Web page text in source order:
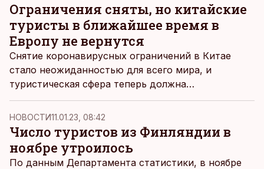
Ограничения сняты, но китайские
туристы в ближайшее время в
Европу не вернутся
Снятие коронавирусных ограничений в Китае
стало неожиданностью для всего мира, и
туристическая сфера теперь должна
адаптироваться к новой реальности, однако
полчищ китайских туристов в Европе по-
прежнему не видно.
НОВОСТИ11.01.23, 08:42
Число туристов из Финляндии в
ноябре утроилось
По данным Департамента статистики, в ноябре